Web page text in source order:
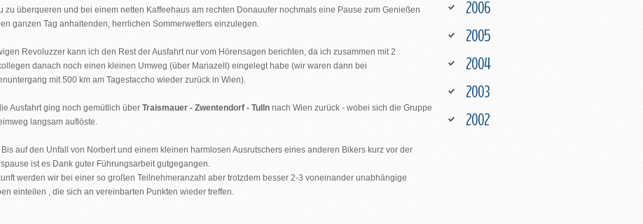
zu überqueren und bei einem netten Kaffeehaus am rechten Donauufer nochmals eine Pause zum Genießen
ganzen Tag anhaltenden, herrlichen Sommerwetters einzulegen.
Revoluzzer kann ich den Rest der Ausfahrt nur vom Hörensagen berichten, da ich zusammen mit 2
danach noch einen kleinen Umweg (über Mariazell) eingelegt habe (wir waren dann bei
mit 500 km am Tagestaccho wieder zurück in Wien).
Ausfahrt ging noch gemütlich über Traismauer - Zwentendorf - Tulln nach Wien zurück - wobei sich die Gruppe
langsam auflöste.
Bis auf den Unfall von Norbert und einem kleinen harmlosen Ausrutschers eines anderen Bikers kurz vor der
ist es Dank guter Führungsarbeit gutgegangen.
werden wir bei einer so großen Teilnehmeranzahl aber trotzdem besser 2-3 voneinander unabhängige
einteilen , die sich an vereinbarten Punkten wieder treffen.
2006
2005
2004
2003
2002